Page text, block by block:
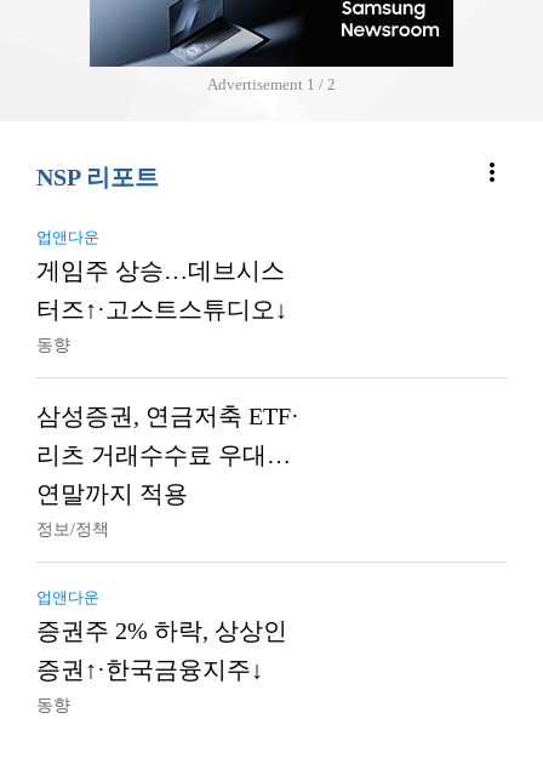
Advertisement 2 / 2
NSP 리포트 more_vert
업앤다운
게임주 상승…데브시스
터즈↑·고스트스튜디오↓
동향
삼성증권, 연금저축 ETF·
리츠 거래수수료 우대…
연말까지 적용
정보/정책
업앤다운
증권주 2% 하락, 상상인
증권↑·한국금융지주↓
동향